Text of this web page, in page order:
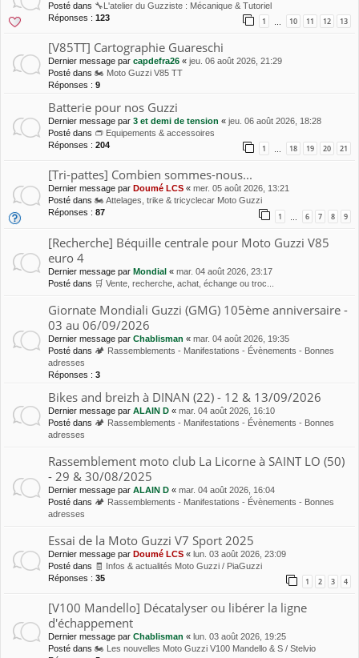
Posté dans 🔧L'atelier du Guzziste : Mécanique & Tutoriel
Réponses : 123 1 … 10 11 12 13
[V85TT] Cartographie Guareschi
Dernier message par capdefra26 « jeu. 06 août 2026, 21:29
Posté dans 🏍 Moto Guzzi V85 TT
Réponses : 9
Batterie pour nos Guzzi
Dernier message par 3 et demi de tension « jeu. 06 août 2026, 18:28
Posté dans 👝 Equipements & accessoires
Réponses : 204 1 … 18 19 20 21
[Tri-pattes] Combien sommes-nous...
Dernier message par Doumé LCS « mer. 05 août 2026, 13:21
Posté dans 🏍 Attelages, trike & tricyclecar Moto Guzzi
Réponses : 87 1 6 7 8 9
[Recherche] Béquille centrale pour Moto Guzzi V85
euro 4
Dernier message par Mondial « mar. 04 août 2026, 23:17
Posté dans 🛒 Vente, recherche, achat, échange ou troc...
Giornate Mondiali Guzzi (GMG) 105ème anniversaire -
03 au 06/09/2026
Dernier message par Chablisman « mar. 04 août 2026, 19:35
Posté dans 🏕 Rassemblements - Manifestations - Évènements - Bonnes
adresses
Réponses : 3
Bikes and breizh à DINAN (22) - 12 & 13/09/2026
Dernier message par ALAIN D « mar. 04 août 2026, 16:10
Posté dans 🏕 Rassemblements - Manifestations - Évènements - Bonnes
adresses
Rassemblement moto club La Licorne à SAINT LO (50)
- 29 & 30/08/2025
Dernier message par ALAIN D « mar. 04 août 2026, 16:04
Posté dans 🏕 Rassemblements - Manifestations - Évènements - Bonnes
adresses
Essai de la Moto Guzzi V7 Sport 2025
Dernier message par Doumé LCS « lun. 03 août 2026, 23:09
Posté dans 🧾 Infos & actualités Moto Guzzi / PiaGuzzi
Réponses : 35 1 2 3 4
[V100 Mandello] Décatalyser ou libérer la ligne
d'échappement
Dernier message par Chablisman « lun. 03 août 2026, 19:25
Posté dans 🏍 Les nouvelles Moto Guzzi V100 Mandello & S / Stelvio